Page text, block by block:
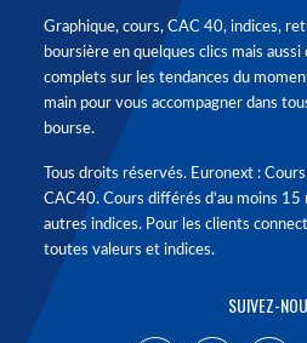
Graphique, cours, CAC 40, indices,
boursière en quelques clics mais
complets sur les tendances du
main pour vous accompagner dans
bourse.
Tous droits réservés. Euronext :
CAC40. Cours différés d'au moins 15
autres indices. Pour les clients
toutes valeurs et indices.
SUIVEZ-